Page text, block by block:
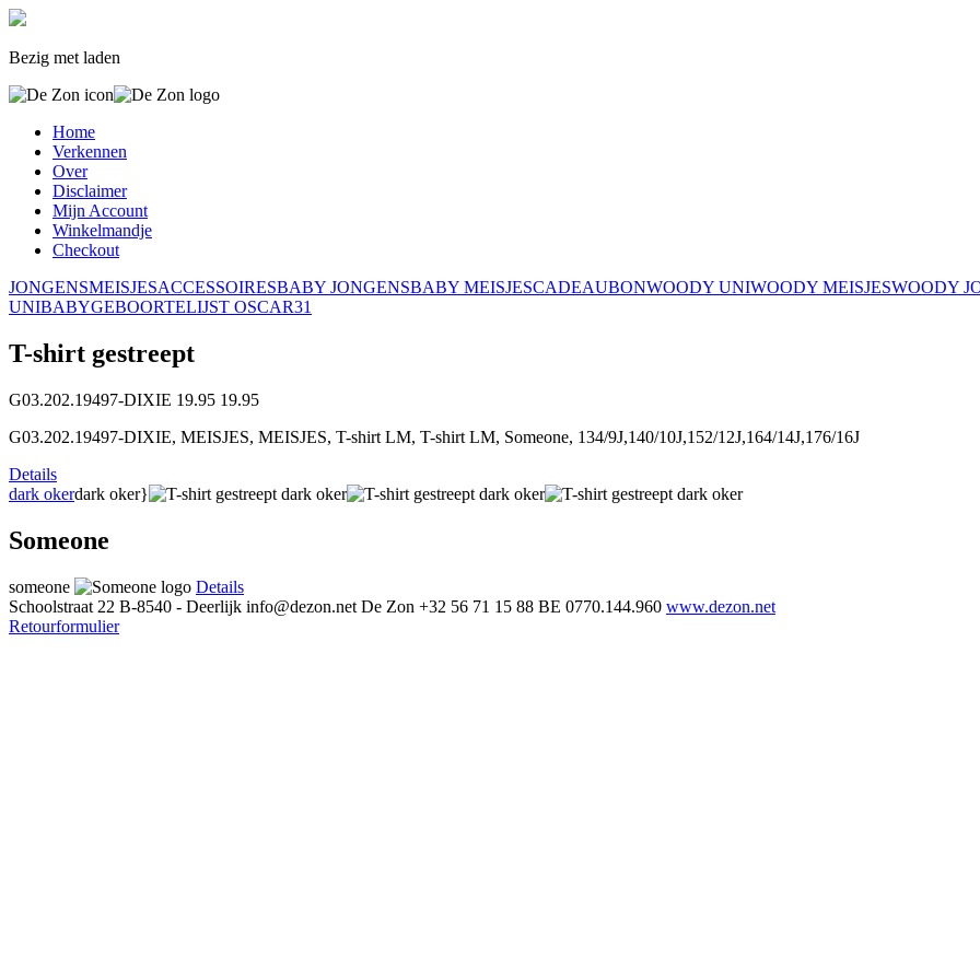
Bezig met laden
Home
Verkennen
Over
Disclaimer
Mijn Account
Winkelmandje
Checkout
JONGENSMEISJESACCESSOIRESBABY JONGENSBABY MEISJESCADEAUBONWOODY UNIWOODY MEISJESWOODY
UNIBABYGEBOORTELIJST OSCAR31
T-shirt gestreept
G03.202.19497-DIXIE 19.95 19.95
G03.202.19497-DIXIE, MEISJES, MEISJES, T-shirt LM, T-shirt LM, Someone, 134/9J,140/10J,152/12J,164/14J,176/16J
Details
dark okerdark oker}
Someone
someone
Details
Schoolstraat 22 B-8540 - Deerlijk info@dezon.net De Zon +32 56 71 15 88 BE 0770.144.960 www.dezon.net
Retourformulier